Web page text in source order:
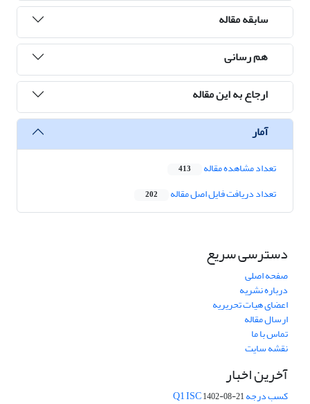
سابقه مقاله
هم رسانی
ارجاع به این مقاله
آمار
تعداد مشاهده مقاله 413
تعداد دریافت فایل اصل مقاله 202
دسترسی سریع
صفحه اصلی
درباره نشریه
اعضای هیات تحریریه
ارسال مقاله
تماس با ما
نقشه سایت
آخرین اخبار
کسب درجه Q1 ISC1402-08-21